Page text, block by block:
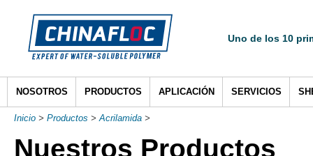
Uno de los 10
NOSOTROS PRODUCTOS APLICACIÓN SERVICIOS
Inicio > Productos >Acrilamida >
Nuestros Productos